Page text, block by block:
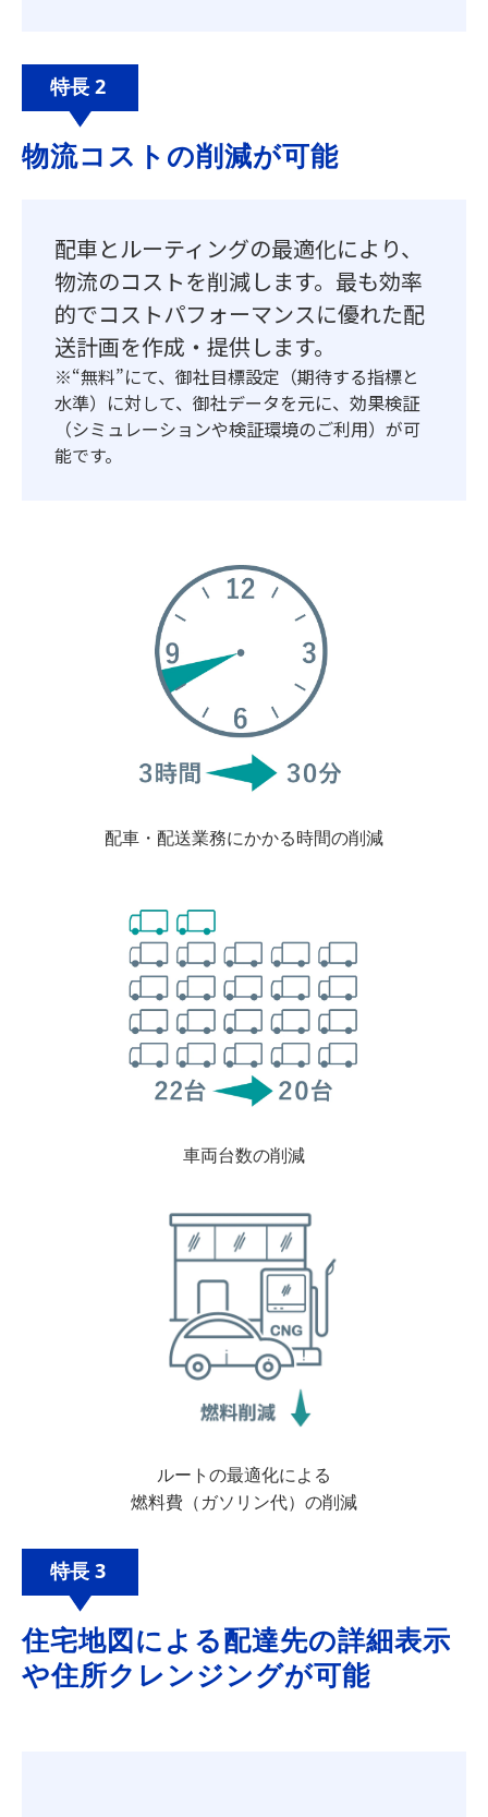
特長 2
物流コストの削減が可能
配車とルーティングの最適化により、
物流のコストを削減します。最も効率
的でコストパフォーマンスに優れた配
送計画を作成・提供します。
※“無料”にて、御社目標設定（期待する指標と
水準）に対して、御社データを元に、効果検証
（シミュレーションや検証環境のご利用）が可
能です。
配車・配送業務にかかる時間の削減
車両台数の削減
ルートの最適化による
燃料費（ガソリン代）の削減
特長 3
住宅地図による配達先の詳細表示
や住所クレンジングが可能